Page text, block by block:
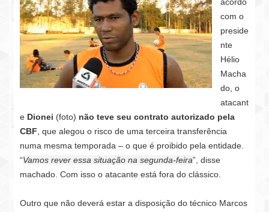
com o
preside
nte
Hélio
Macha
do, o
atacant
e Dionei (foto) não teve seu contrato autorizado pela
CBF , que alegou o risco de uma terceira transferência
numa mesma temporada – o que é proibido pela entidade.
“Vamos rever essa situação na segunda-feira”, disse
machado. Com isso o atacante está fora do clássico.
Outro que não deverá estar a disposição do técnico Marcos